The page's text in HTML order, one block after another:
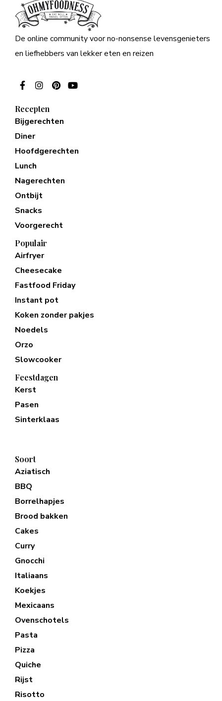
De online community voor no-nonsense levensgenieters
en liefhebbers van lekker eten en reizen
Recepten
Bijgerechten
Diner
Hoofdgerechten
Lunch
Nagerechten
Ontbijt
Snacks
Voorgerecht
Populair
Airfryer
Cheesecake
Fastfood Friday
Instant pot
Koken zonder pakjes
Noedels
Orzo
Slowcooker
Feestdagen
Kerst
Pasen
Sinterklaas
Soort
Aziatisch
BBQ
Borrelhapjes
Brood bakken
Cakes
Curry
Gnocchi
Italiaans
Koekjes
Mexicaans
Ovenschotels
Pasta
Pizza
Quiche
Rijst
Risotto